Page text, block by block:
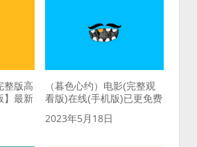
整版高
】最新
（暮色心约）电影(完整观
看版)在线(手机版)已更免费
2023年5月18日